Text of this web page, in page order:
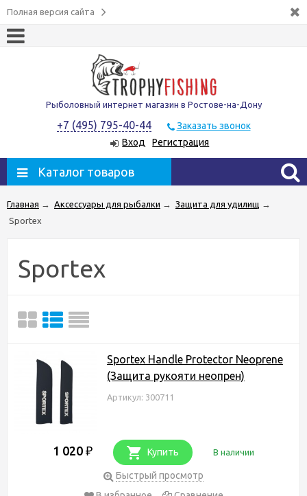
Полная версия сайта
Рыболовный интернет магазин в Ростове-на-Дону
+7 (495) 795-40-44
Заказать звонок
Вход
Регистрация
Каталог товаров
Главная → Аксессуары для рыбалки → Защита для удилищ
→
Sportex
Sportex
Sportex Handle Protector Neoprene
(Защита рукояти неопрен)
Артикул: 300711
1 020 ₽ Купить В наличии
Быстрый просмотр